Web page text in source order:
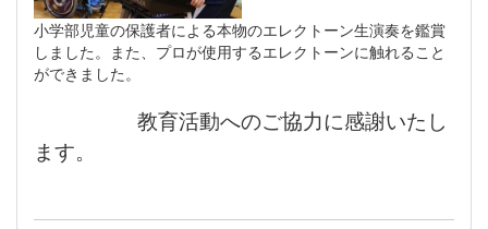
小学部児童の保護者による本物のエレクトーン生演奏を鑑賞
しました。また、プロが使用するエレクトーンに触れること
ができました。
教育活動へのご協力に感謝いたし
ます。